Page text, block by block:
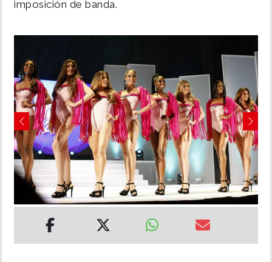
POLÍTICA
DEPORTES
MUNDO
INSÓLITAS
MULTIMEDIA
imposición de banda.
Previous Next